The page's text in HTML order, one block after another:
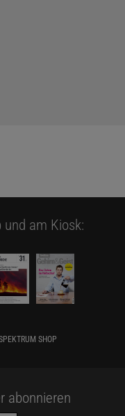
und am Kiosk:
SHOP
abonnieren